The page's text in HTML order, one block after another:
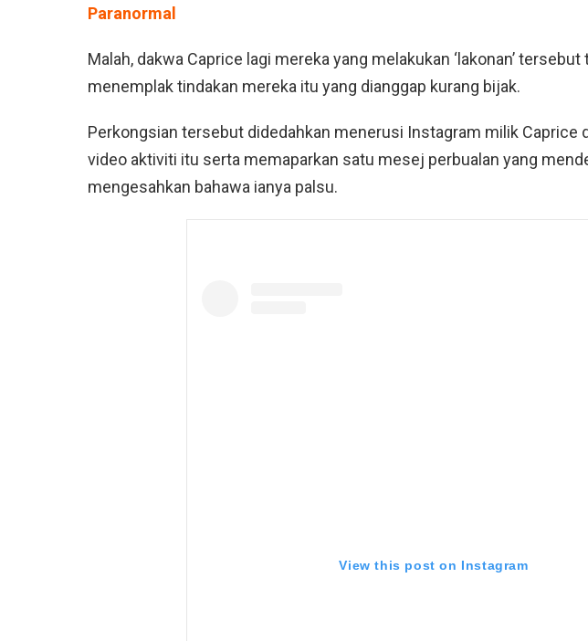
Paranormal
Malah, dakwa Caprice lagi mereka yang melakukan ‘lakonan’
menemplak tindakan mereka itu yang dianggap kurang bijak.
Perkongsian tersebut didedahkan menerusi Instagram milik Caprice
video aktiviti itu serta memaparkan satu mesej perbualan yang
mengesahkan bahawa ianya palsu.
View this post on Instagram